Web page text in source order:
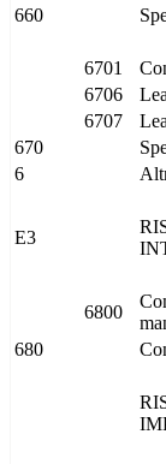
660
6701
6706
6707
670
6
E3
6800
680